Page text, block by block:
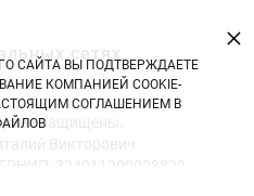
сетях
защищены.
САЙТА ВЫ ПОДТВЕРЖДАЕТЕ
КОМПАНИЕЙ COOKIE-
СОГЛАШЕНИЕМ В
×